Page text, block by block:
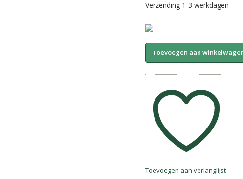
Verzending 1-3 werkdagen
Foto
kaart
aantal
Toevoegen aan
Toevoegen aan verlanglijst